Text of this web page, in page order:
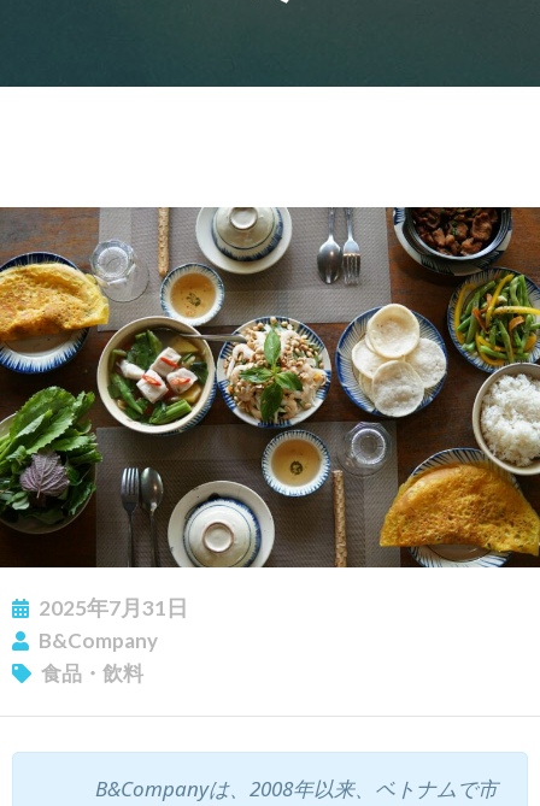
2025年7月31日
B&Company
食品・飲料
B&Companyは、2008年以来、ベトナムで市